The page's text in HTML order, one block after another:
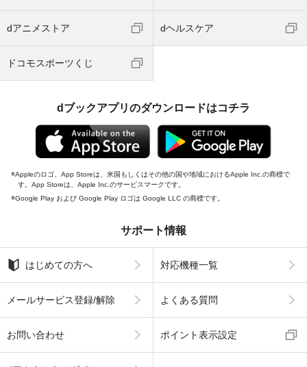
dアニメストア dヘルスケア
ドコモスポーツくじ
dブックアプリのダウンロードはコチラ
Appleのロゴ、App Storeは、米国もしくはその他の国や地域におけるApple Inc.の商標で
す。App Storeは、Apple Inc.のサービスマークです。
Google Play および Google Play ロゴは Google LLC の商標です。
サポート情報
はじめての方へ 対応機種一覧
メールサービス登録/解除 よくある質問
お問い合わせ ポイント表示設定